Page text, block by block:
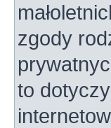
zgody
to